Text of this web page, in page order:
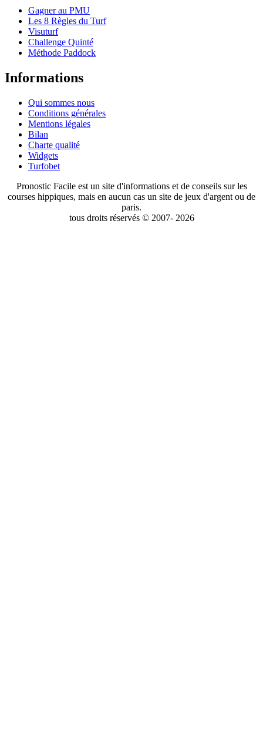
Gagner au PMU
Les 8 Règles du Turf
Visuturf
Challenge Quinté
Méthode Paddock
Informations
Qui sommes nous
Conditions générales
Mentions légales
Bilan
Charte qualité
Widgets
Turfobet
Pronostic Facile est un site d'informations et de conseils sur les
courses hippiques, mais en aucun cas un site de jeux d'argent ou de
paris.
tous droits réservés © 2007- 2026